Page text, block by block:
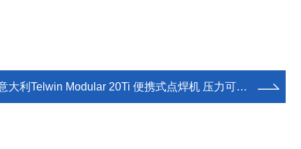
大利Telwin Modular 20Ti 便携式点焊机 压力可调 耐用稳定